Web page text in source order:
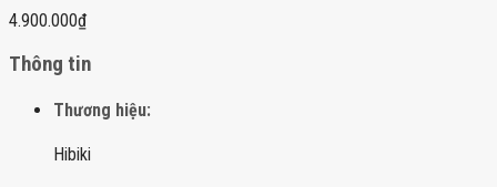
4.900.000₫
Thông tin
Thương hiệu:
Hibiki